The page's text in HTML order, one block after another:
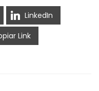
LinkedIn
Link